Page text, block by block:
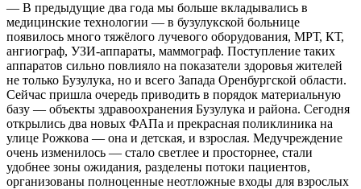
— В предыдущие два года мы больше вкладывались в
медицинские технологии — в бузулукской больнице
появилось много тяжёлого лучевого оборудования, МРТ, КТ,
ангиограф, УЗИ-аппараты, маммограф. Поступление таких
аппаратов сильно повлияло на показатели здоровья жителей
не только Бузулука, но и всего Запада Оренбургской области.
Сейчас пришла очередь приводить в порядок материальную
базу — объекты здравоохранения Бузулука и района. Сегодня
открылись два новых ФАПа и прекрасная поликлиника на
улице Рожкова — она и детская, и взрослая. Медучреждение
очень изменилось — стало светлее и просторнее, стали
удобнее зоны ожидания, разделены потоки пациентов,
организованы полноценные неотложные входы для взрослых